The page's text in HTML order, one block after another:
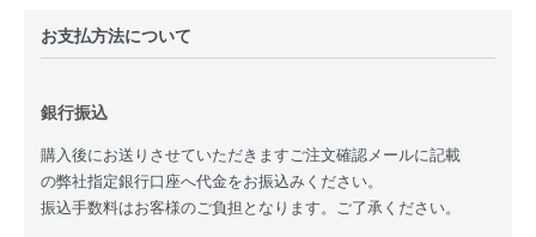
お支払方法について
銀行振込
購入後にお送りさせていただきますご注文確認メールに記載
の弊社指定銀行口座へ代金をお振込みください。
振込手数料はお客様のご負担となります。ご了承ください。